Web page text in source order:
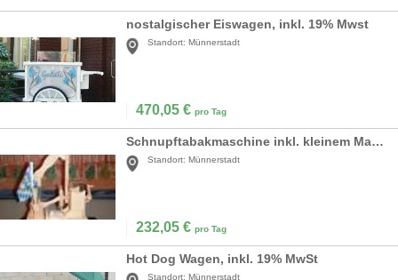
nostalgischer Eiswagen, inkl. 19% Mwst
Standort: Münnerstadt
470,05 € pro Tag
Schnupftabakmaschine inkl. kleinem Marktstand, inkl. 19% MwSt
Standort: Münnerstadt
232,05 € pro Tag
Hot Dog Wagen, inkl. 19% MwSt
Standort: Münnerstadt